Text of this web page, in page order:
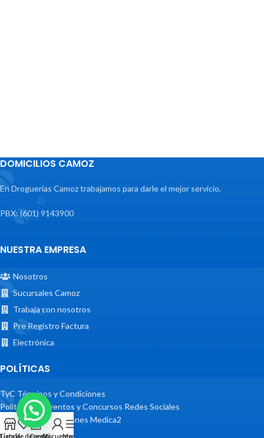
DOMICILIOS CAMOZ
En Droguerías Camoz trabajamos para darle el mejor servicio.
PBX: (601) 9143900
NUESTRA EMPRESA
Nosotros
Sucursales Camoz
Trabaja con nosotros
Pre Registro Factura
Electrónica
POLÍTICAS
TyC Términos y Condiciones
Políticas de Eventos y Concursos Redes Sociales
Términos y Condiciones Medica2
Lista de deseos
CarritoMi cuenta
Menu